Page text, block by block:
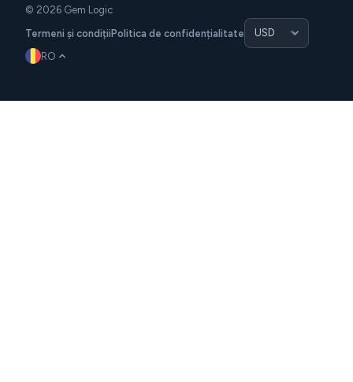
© 2026 Gem Logic
Termeni și condițiiPolitica de confidențialitate
RO